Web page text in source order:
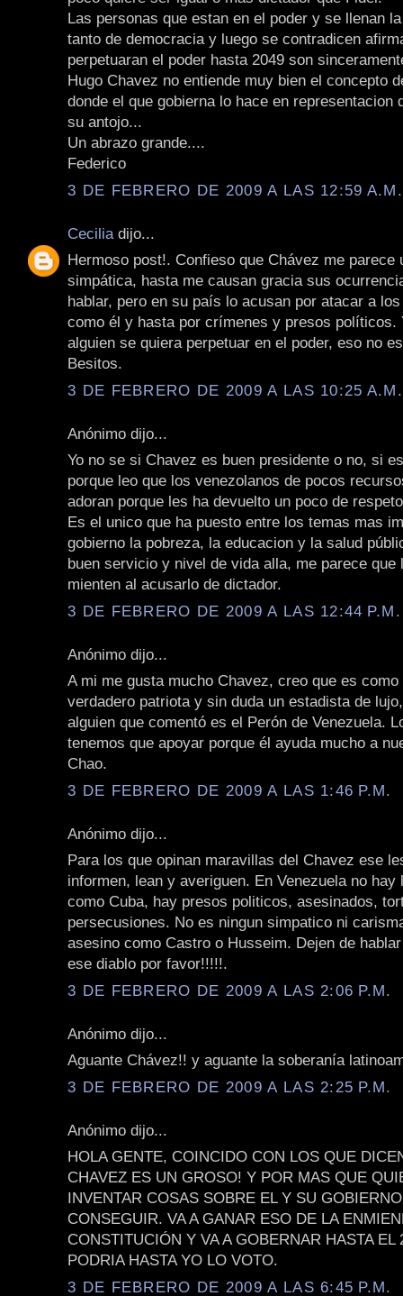
Las personas que estan en el poder y se llenan
tanto de democracia y luego se contradicen
perpetuaran el poder hasta 2049 son
Hugo Chavez no entiende muy bien el concepto
donde el que gobierna lo hace en representacion
su antojo...
Un abrazo grande....
Federico
3 DE FEBRERO DE 2009 A LAS 12:59 A.M.
Cecilia dijo...
Hermoso post!. Confieso que Chávez me parece
simpática, hasta me causan gracia sus
hablar, pero en su país lo acusan por atacar a
como él y hasta por crímenes y presos políticos.
alguien se quiera perpetuar en el poder, eso no
Besitos.
3 DE FEBRERO DE 2009 A LAS 10:25 A.M.
Anónimo dijo...
Yo no se si Chavez es buen presidente o no, si
porque leo que los venezolanos de pocos
adoran porque les ha devuelto un poco de
Es el unico que ha puesto entre los temas mas
gobierno la pobreza, la educacion y la salud
buen servicio y nivel de vida alla, me parece que
mienten al acusarlo de dictador.
3 DE FEBRERO DE 2009 A LAS 12:44 P.M.
Anónimo dijo...
A mi me gusta mucho Chavez, creo que es como
verdadero patriota y sin duda un estadista de
alguien que comentó es el Perón de Venezuela.
tenemos que apoyar porque él ayuda mucho a
Chao.
3 DE FEBRERO DE 2009 A LAS 1:46 P.M.
Anónimo dijo...
Para los que opinan maravillas del Chavez ese
informen, lean y averiguen. En Venezuela no hay
como Cuba, hay presos politicos, asesinados,
persecusiones. No es ningun simpatico ni
asesino como Castro o Husseim. Dejen de
ese diablo por favor!!!!!.
3 DE FEBRERO DE 2009 A LAS 2:06 P.M.
Anónimo dijo...
Aguante Chávez!! y aguante la soberanía
3 DE FEBRERO DE 2009 A LAS 2:25 P.M.
Anónimo dijo...
HOLA GENTE, COINCIDO CON LOS QUE
CHAVEZ ES UN GROSO! Y POR MAS QUE
INVENTAR COSAS SOBRE EL Y SU
CONSEGUIR. VA A GANAR ESO DE LA
CONSTITUCIÓN Y VA A GOBERNAR HASTA EL
PODRIA HASTA YO LO VOTO.
3 DE FEBRERO DE 2009 A LAS 6:45 P.M.